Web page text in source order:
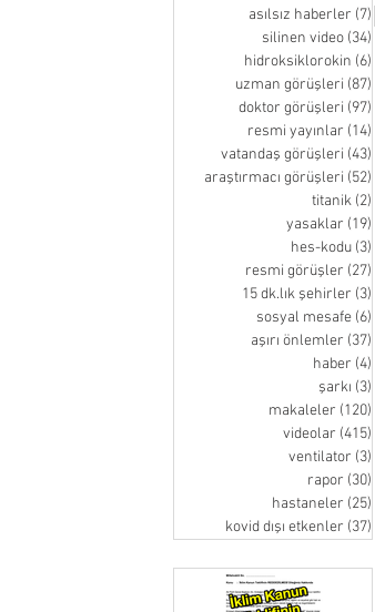
asılsız haberler (7)
silinen video (34)
hidroksiklorokin (6)
uzman görüşleri (87)
doktor görüşleri (97)
resmi yayınlar (14)
vatandaş görüşleri (43)
araştırmacı görüşleri (52)
titanik (2)
yasaklar (19)
hes-kodu (3)
resmi görüşler (27)
15 dk.lık şehirler (3)
sosyal mesafe (6)
aşırı önlemler (37)
haber (4)
şarkı (3)
makaleler (120)
videolar (415)
ventilator (3)
rapor (30)
hastaneler (25)
kovid dışı etkenler (37)